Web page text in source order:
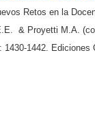
Retos en la
& Proyetti M.A.
1442. Ediciones